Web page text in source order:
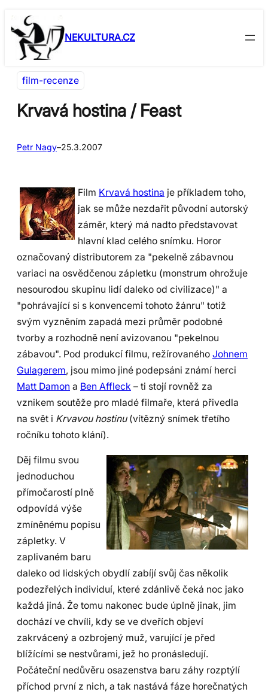
Přeskočit
na
obsah
Skip
to
content
NEKULTURA.CZ
film-recenze
Krvavá hostina / Feast
Petr Nagy–25.3.2007
Film Krvavá hostina je příkladem toho,
jak se může nezdařit původní autorský
záměr, který má nadto představovat
hlavní klad celého snímku. Horor
označovaný distributorem za "pekelně zábavnou
variaci na osvědčenou zápletku (monstrum ohrožuje
nesourodou skupinu lidí daleko od civilizace)" a
"pohrávající si s konvencemi tohoto žánru" totiž
svým vyzněním zapadá mezi průměr podobné
tvorby a rozhodně není avizovanou "pekelnou
zábavou". Pod produkcí filmu, režírovaného Johnem
Gulagerem, jsou mimo jiné podepsáni známí herci
Matt Damon a Ben Affleck – ti stojí rovněž za
vznikem soutěže pro mladé filmaře, která přivedla
na svět i Krvavou hostinu(vítězný snímek třetího
ročníku tohoto klání).
Děj filmu svou
jednoduchou
přímočarostí plně
odpovídá výše
zmíněnému popisu
zápletky. V
zaplivaném baru
daleko od lidských obydlí zabíjí svůj čas několik
podezřelých individuí, které zdánlivě čeká noc jako
každá jiná. Že tomu nakonec bude úplně jinak, jim
dochází ve chvíli, kdy se ve dveřích objeví
zakrvácený a ozbrojený muž, varující je před
blížícími se nestvůrami, jež ho pronásledují.
Počáteční nedůvěru osazenstva baru záhy rozptýlí
příchod první z nich, a tak nastává fáze horečnatých